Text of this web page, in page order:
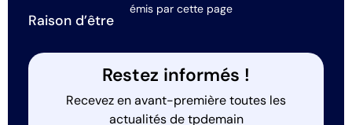
Raison d’être
émis par cette page
Restez informés !
Recevez en avant-première toutes les
actualités de tpdemain